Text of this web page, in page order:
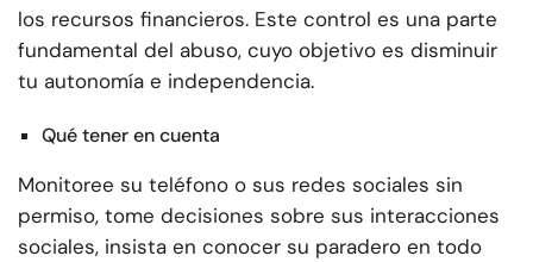
los recursos financieros. Este control es una parte
fundamental del abuso, cuyo objetivo es disminuir
tu autonomía e independencia.
Qué tener en cuenta
Monitoree su teléfono o sus redes sociales sin
permiso, tome decisiones sobre sus interacciones
sociales, insista en conocer su paradero en todo